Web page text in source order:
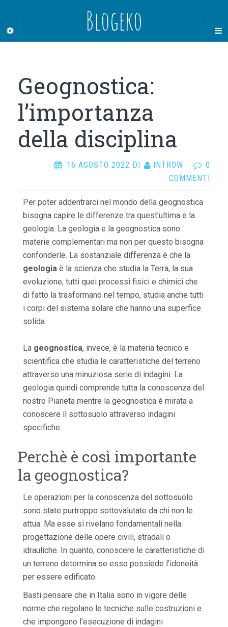
Blogeko
Geognostica:
l’importanza
della disciplina
16 AGOSTO 2022 DI INTROW ·
0
COMMENTI
Per poter addentrarci nel mondo della geognostica
bisogna capire le differenze tra quest'ultima e la
geologia. La geologia e la geognostica sono
materie complementari ma non per questo bisogna
confonderle. La sostanziale differenza è che la
geologia è la scienza che studia la Terra, la sua
evoluzione, tutti quei processi fisici e chimici che
di fatto la trasformano nel tempo, studia anche tutti
i corpi del sistema solare che hanno una superfice
solida.
La geognostica, invece, è la materia tecnico e
scientifica che studia le caratteristiche del terreno
attraverso una minuziosa serie di indagini. La
geologia quindi comprende tutta la conoscenza del
nostro Pianeta mentre la geognostica è mirata a
conoscere il sottosuolo attraverso indagini
specifiche.
Perchè è così importante
la geognostica?
Le operazioni per la conoscenza del sottosuolo
sono state purtroppo sottovalutate da chi non le
attua. Ma esse si rivelano fondamentali nella
progettazione delle opere civili, stradali o
idrauliche. In quanto, conoscere le caratteristiche di
un terreno determina se esso possiede l'idoneità
per essere edificato.
Basti pensare che in Italia sono in vigore delle
norme che regolano le tecniche sulle costruzioni e
che impongono l’esecuzione di indagini